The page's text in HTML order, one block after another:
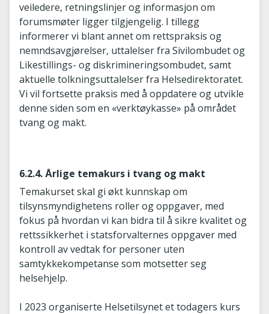
veiledere, retningslinjer og informasjon om
forumsmøter ligger tilgjengelig. I tillegg
informerer vi blant annet om rettspraksis og
nemndsavgjørelser, uttalelser fra Sivilombudet og
Likestillings- og diskrimineringsombudet, samt
aktuelle tolkningsuttalelser fra Helsedirektoratet.
Vi vil fortsette praksis med å oppdatere og utvikle
denne siden som en «verktøykasse» på området
tvang og makt.
6.2.4. Årlige temakurs i tvang og makt
Temakurset skal gi økt kunnskap om
tilsynsmyndighetens roller og oppgaver, med
fokus på hvordan vi kan bidra til å sikre kvalitet og
rettssikkerhet i statsforvalternes oppgaver med
kontroll av vedtak for personer uten
samtykkekompetanse som motsetter seg
helsehjelp.
I 2023 organiserte Helsetilsynet et todagers kurs